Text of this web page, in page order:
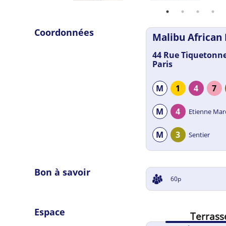
Coordonnées Malibu African
44 Rue
Paris
M 1 4 7
M 4 Etienne
M 3 Sentier
Bon à savoir
60p
LUNDI
MARDI 12h00-
Espace